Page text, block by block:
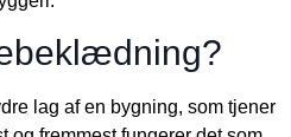
lag af en bygning, som tjener